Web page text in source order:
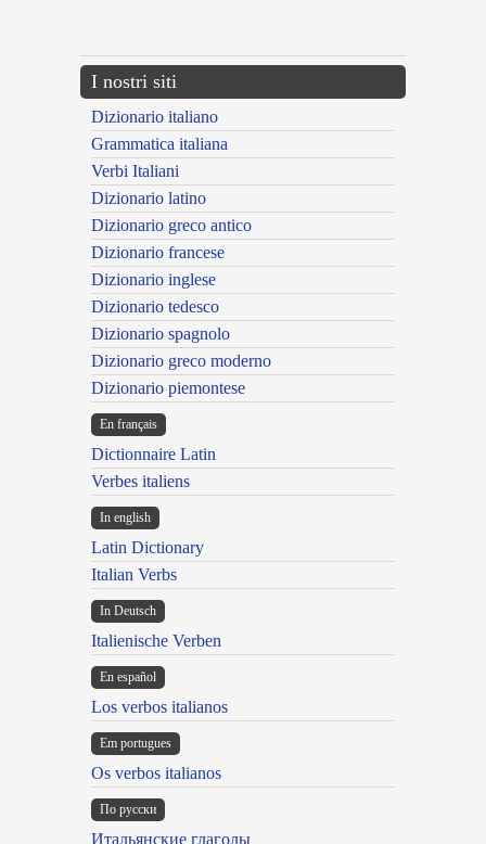
I nostri siti
Dizionario italiano
Grammatica italiana
Verbi Italiani
Dizionario latino
Dizionario greco antico
Dizionario francese
Dizionario inglese
Dizionario tedesco
Dizionario spagnolo
Dizionario greco moderno
Dizionario piemontese
En français
Dictionnaire Latin
Verbes italiens
In english
Latin Dictionary
Italian Verbs
In Deutsch
Italienische Verben
En español
Los verbos italianos
Em portugues
Os verbos italianos
По русски
Итальянские глаголы